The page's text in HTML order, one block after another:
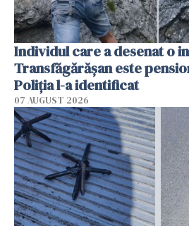
Individul care a desenat o
Transfăgărășan este
Poliția l-a identificat
07 AUGUST 2026